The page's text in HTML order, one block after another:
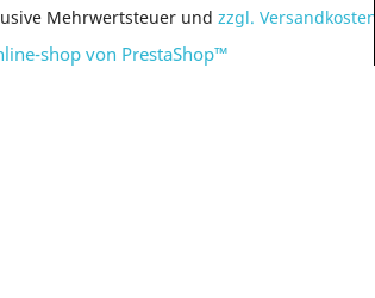
Mehrwertsteuer und zzgl. Versandkosten
shop von PrestaShop™